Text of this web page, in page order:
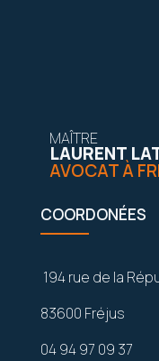
MAÎTRE
LAURENT
AVOCAT À
COORDONÉES
194 rue de la
83600 Fréjus
04 94 97 09 37